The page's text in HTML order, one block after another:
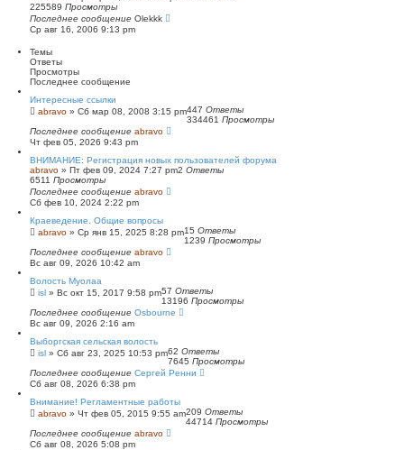
225589 Просмотры
Последнее сообщение Olekkk
Ср авг 16, 2006 9:13 pm
Темы
Ответы
Просмотры
Последнее сообщение
Интересные ссылки
abravo » Сб мар 08, 2008 3:15 pm447 Ответы
334461 Просмотры
Последнее сообщение abravo
Чт фев 05, 2026 9:43 pm
ВНИМАНИЕ: Регистрация новых пользователей форума
abravo » Пт фев 09, 2024 7:27 pm2 Ответы
6511 Просмотры
Последнее сообщение abravo
Сб фев 10, 2024 2:22 pm
Краеведение. Общие вопросы
abravo » Ср янв 15, 2025 8:28 pm15 Ответы
1239 Просмотры
Последнее сообщение abravo
Вс авг 09, 2026 10:42 am
Волость Муолаа
isl » Вс окт 15, 2017 9:58 pm57 Ответы
13196 Просмотры
Последнее сообщение Osbourne
Вс авг 09, 2026 2:16 am
Выборгская сельская волость
isl » Сб авг 23, 2025 10:53 pm62 Ответы
7645 Просмотры
Последнее сообщение Сергей Ренни
Сб авг 08, 2026 6:38 pm
Внимание! Регламентные работы
abravo » Чт фев 05, 2015 9:55 am209 Ответы
44714 Просмотры
Последнее сообщение abravo
Сб авг 08, 2026 5:08 pm